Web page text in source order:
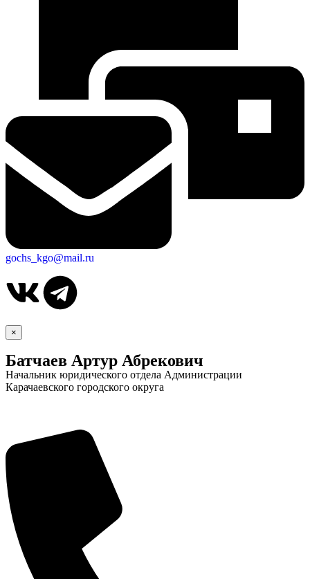
gochs_kgo@mail.ru
×
Батчаев Артур Абрекович
Начальник юридического отдела Администрации
Карачаевского городского округа